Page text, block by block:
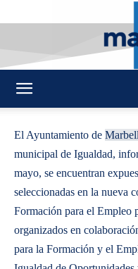
El Ayuntamiento de
municipal de Igualdad,
mayo, se encuentran
seleccionadas en la nueva
Formación para el Empleo
organizados en
para la Formación y el